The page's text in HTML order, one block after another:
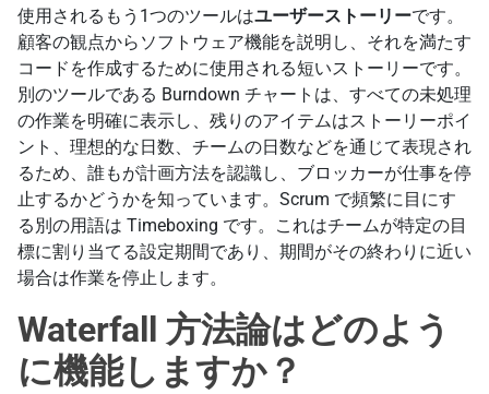
使用されるもう1つのツールはユーザーストーリーです。
顧客の観点からソフトウェア機能を説明し、それを満たす
コードを作成するために使用される短いストーリーです。
別のツールである Burndown チャートは、すべての未処理
の作業を明確に表示し、残りのアイテムはストーリーポイ
ント、理想的な日数、チームの日数などを通じて表現され
るため、誰もが計画方法を認識し、ブロッカーが仕事を停
止するかどうかを知っています。Scrum で頻繁に目にす
る別の用語は Timeboxing です。これはチームが特定の目
標に割り当てる設定期間であり、期間がその終わりに近い
場合は作業を停止します。
Waterfall 方法論はどのよう
に機能しますか？